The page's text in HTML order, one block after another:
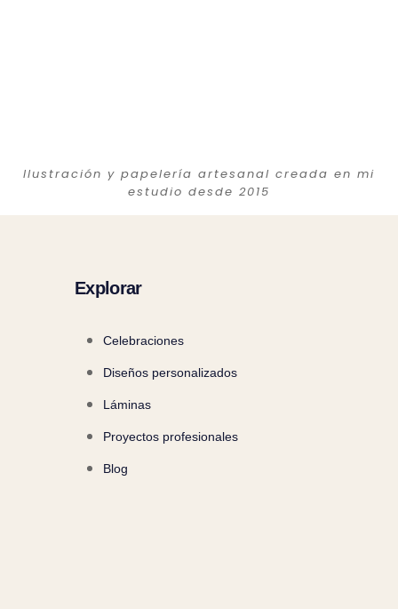
Ilustración y papelería artesanal creada en mi
estudio desde 2015
Explorar
Celebraciones
Diseños personalizados
Láminas
Proyectos profesionales
Blog